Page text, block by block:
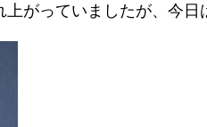
がっていましたが、今